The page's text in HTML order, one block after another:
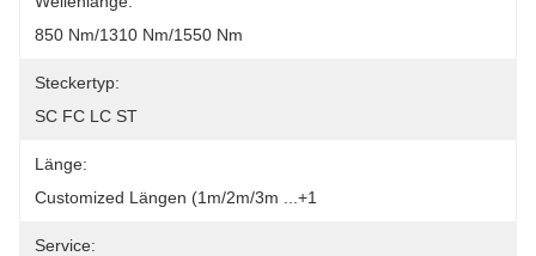
850 Nm/1310 Nm/1550 Nm
Steckertyp:
SC FC LC ST
Länge:
Customized Längen (1m/2m/3m ...+1
Service: